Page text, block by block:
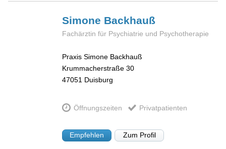
Simone Backhauß
Fachärztin für Psychiatrie und Psychotherapie
Praxis Simone Backhauß
Krummacherstraße 30
47051 Duisburg
Öffnungszeiten Privatpatienten
Empfehlen Zum Profil